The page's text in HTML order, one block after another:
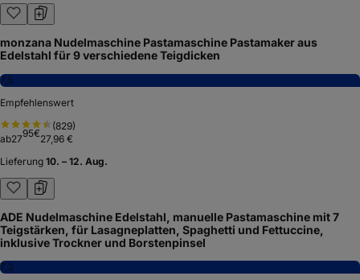
Empfehlenswert
(2.656)
ab12479€131,89 €
Lieferung 10. – 12. Aug.
Kein Bild
Imperia IPASTA Classica Nudelmaschine, manuelle
Teigausrollmaschine aus Stahl, für Lasagne, Tagliolini und
Fettuccine, 100% Made in Italy
7,5